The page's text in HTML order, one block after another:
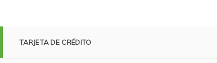
TARJETA DE CRÉDITO